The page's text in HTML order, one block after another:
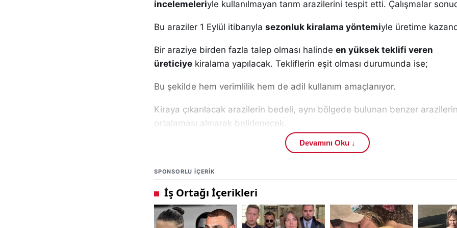
incelemeleriyle kullanılmayan tarım arazilerini tespit etti. Çalışmalar
Bu araziler 1 Eylül itibarıyla sezonluk kiralama yöntemiyle üretime
Bir araziye birden fazla talep olması halinde en yüksek teklifi veren
üreticiye kiralama yapılacak. Tekliflerin eşit olması durumunda ise;
Bu şekilde hem verimlilik hem de adil kullanım amaçlanıyor.
Kiraya çıkarılacak arazilerin bedeli, aynı bölgede bulunan benzer arazilerin
ortalaması alınarak belirlenecek.
7 gün süreyle muhtarlıklarda, elektronik ortamda ve il
Eğer arazilertarım dışı amaçla kullanılırsa sözleşme iptal edilecekve
bir sonraki yıl ihalelere alınmayacak.
Türkiye genelinde23 milyon hektar tarım arazisi bulunmasına rağmen
Devamını Oku ↓
SPONSORLU IÇERIK